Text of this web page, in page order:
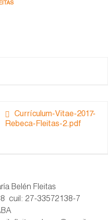
Currículum-Vitae-2017-
Rebeca-Fleitas-2.pdf
Belén Fleitas
cuil: 27-33572138-7